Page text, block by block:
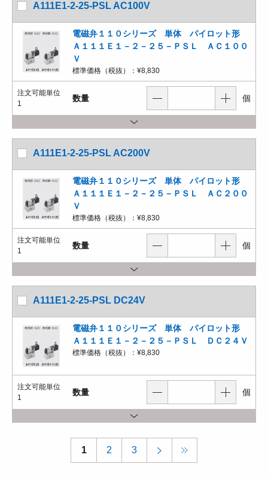
A111E1-2-25-PSL AC100V
電磁弁１１０シリーズ 単体 パイロット形
Ａ１１１Ｅ１－２－２５－ＰＳＬ ＡＣ１００
Ｖ
標準価格（税抜）： ¥8,830
注文可能単位
1
数量 個
A111E1-2-25-PSL AC200V
電磁弁１１０シリーズ 単体 パイロット形
Ａ１１１Ｅ１－２－２５－ＰＳＬ ＡＣ２００
Ｖ
標準価格（税抜）： ¥8,830
注文可能単位
1
数量 個
A111E1-2-25-PSL DC24V
電磁弁１１０シリーズ 単体 パイロット形
Ａ１１１Ｅ１－２－２５－ＰＳＬ ＤＣ２４Ｖ
標準価格（税抜）： ¥8,830
注文可能単位
1
数量 個
1 2 3